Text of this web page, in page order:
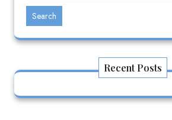
Search
Recent Posts